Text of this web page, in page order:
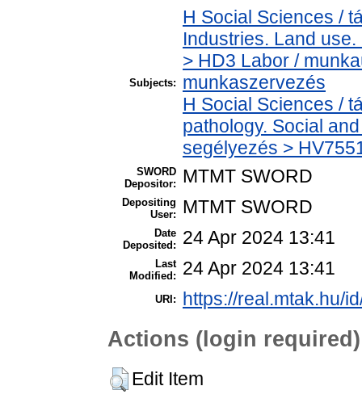
Subjects:
H Social Sciences /
Industries. Land
> HD3 Labor /
munkaszervezés
H Social Sciences /
pathology. Social
segélyezés >
SWORD
Depositor:
MTMT SWORD
Depositing
User:
MTMT SWORD
Date
Deposited:
24 Apr 2024 13:41
Last
Modified:
24 Apr 2024 13:41
URI: https://real.mtak.hu/
Actions (login required)
Edit Item